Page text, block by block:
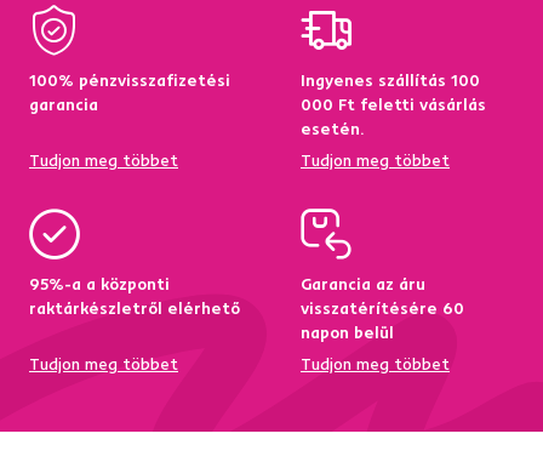
100% pénzvisszafizetési
garancia
Tudjon meg többet
Ingyenes szállítás 100
000 Ft feletti vásárlás
esetén.
Tudjon meg többet
95%-a a központi
raktárkészletről elérhető
Tudjon meg többet
Garancia az áru
visszatérítésére 60
napon belül
Tudjon meg többet